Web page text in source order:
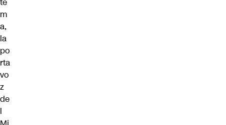
m
a,
la
po
rta
vo
z
de
l